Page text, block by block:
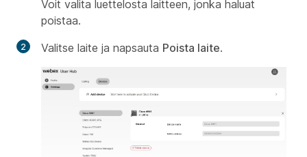
Voit valita luettelosta laitteen, jonka haluat
poistaa.
Valitse laite ja napsauta Poista laite.